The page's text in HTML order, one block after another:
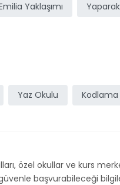
Yaklaşımı
Yaz Okulu Kodlama
özel okullar ve kurs
başvurabileceği